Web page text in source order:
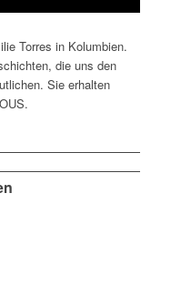
Torres in Kolumbien.
die uns den
Sie erhalten